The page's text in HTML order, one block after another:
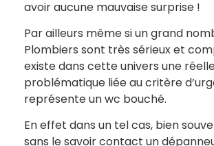
avoir aucune mauvaise surprise !
Par ailleurs même si un grand
Plombiers sont très sérieux et
existe dans cette univers une
problématique liée au critère
représente un wc bouché.
En effet dans un tel cas, bien
sans le savoir contact un